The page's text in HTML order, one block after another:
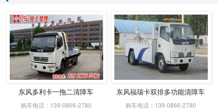
东风多利卡一拖二清障车
购车电话：139-0866-2780
东风福瑞卡双排多功能清障车
购车电话：139-0866-2780